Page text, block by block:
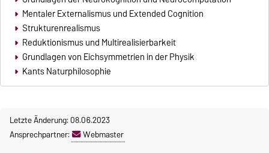
Mentaler Externalismus und Extended Cognition
Strukturenrealismus
Reduktionismus und Multirealisierbarkeit
Grundlagen von Eichsymmetrien in der Physik
Kants Naturphilosophie
Letzte Änderung: 08.06.2023
Ansprechpartner:
Webmaster